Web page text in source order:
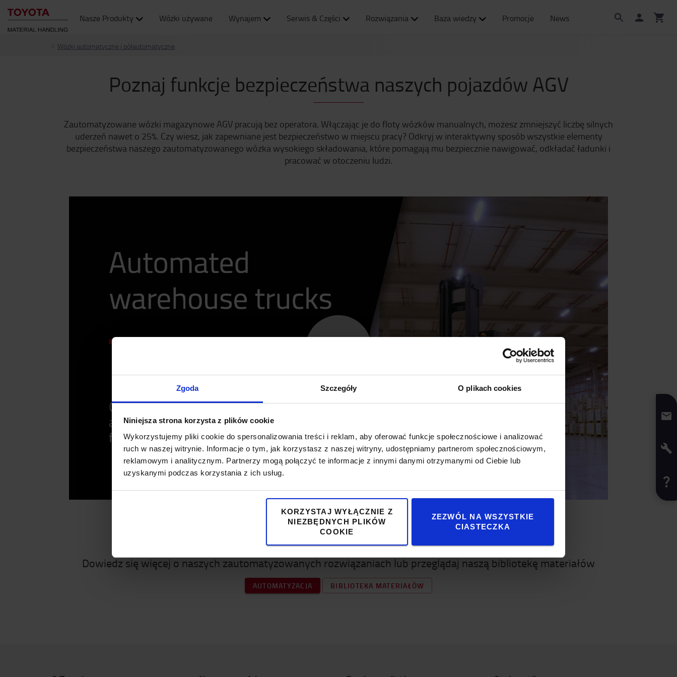
Zgoda Szczegóły O plikach cookies
Niniejsza strona korzysta z plików cookie
Wykorzystujemy pliki cookie do spersonalizowania treści i reklam, aby oferować funkcje społecznościowe i analizować
ruch w naszej witrynie. Informacje o tym, jak korzystasz z naszej witryny, udostępniamy partnerom społecznościowym,
reklamowym i analitycznym. Partnerzy mogą połączyć te informacje z innymi danymi otrzymanymi od Ciebie lub
uzyskanymi podczas korzystania z ich usług.
KORZYSTAJ WYŁĄCZNIE Z
NIEZBĘDNYCH PLIKÓW
COOKIE
ZEZWÓL NA WSZYSTKIE
CIASTECZKA
Nasze Produkty Wózki używane Wynajem Serwis & Części Rozwiązania Baza wiedzy Promocje News
Wózki automatyczne i półautomatyczne
Poznaj funkcje bezpieczeństwa naszych pojazdów AGV
Zautomatyzowane wózki magazynowe AGV pracują bez operatora. Włączając je do floty wózków manualnych, możesz zmniejszyć liczbę silnych
uderzeń nawet o 25%. Czy wiesz, jak zapewniane jest bezpieczeństwo w miejscu pracy? Odkryj w interaktywny sposób wszystkie elementy
bezpieczeństwa naszego zautomatyzowanego wózka wysokiego składowania, które pomagają mu bezpiecznie nawigować, odkładać ładunki i
pracować w otoczeniu ludzi.
Czy to Cię zainteresowało?
Dowiedz się więcej o naszych zautomatyzowanych rozwiązaniach lub przeglądaj naszą bibliotekę materiałów
AUTOMATYZACJA BIBLIOTEKA MATERIAŁÓW